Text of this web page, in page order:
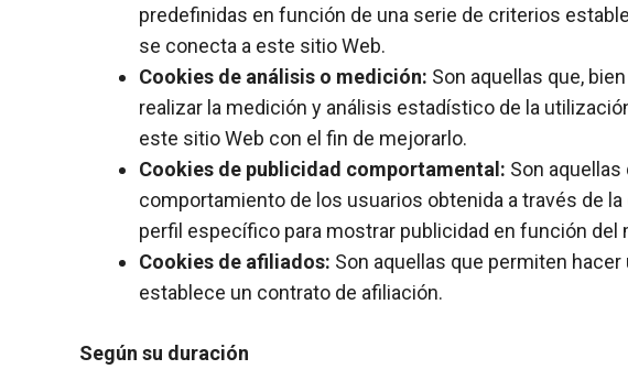
predefinidas en función de una serie de criterios
se conecta a este sitio Web.
Cookies de análisis o medición: Son aquellas que,
realizar la medición y análisis estadístico de la
este sitio Web con el fin de mejorarlo.
Cookies de publicidad comportamental: Son
comportamiento de los usuarios obtenida a través de
perfil específico para mostrar publicidad en función del
Cookies de afiliados: Son aquellas que permiten
establece un contrato de afiliación.
Según su duración